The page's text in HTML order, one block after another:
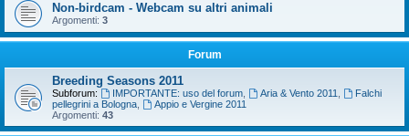
Non-birdcam - Webcam su altri animali
Argomenti: 3
Forum
Breeding Seasons 2011
Subforum: IMPORTANTE: uso del forum, Aria & Vento 2011
Falchi
pellegrini a Bologna
Appio e Vergine 2011
Argomenti: 43